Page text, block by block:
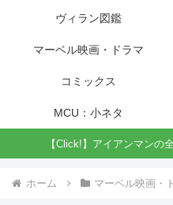
ヴィラン図鑑
マーベル映画・ドラマ
コミックス
MCU：小ネタ
【Click!】アイアンマンの
ホーム マーベル映画・